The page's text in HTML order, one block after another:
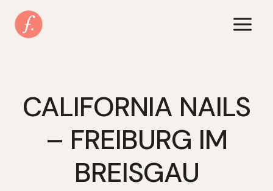
Inhalt
springen
CALIFORNIA NAILS
– FREIBURG IM
BREISGAU